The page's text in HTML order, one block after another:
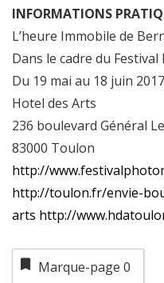
INFORMATIONS
L’heure Immobile de
Dans le cadre du
Du 19 mai au 18 juin 2017
Hotel des Arts
236 boulevard Général
83000 Toulon
http://
http://toulon.fr/envie-
arts http://
Marque-page 0